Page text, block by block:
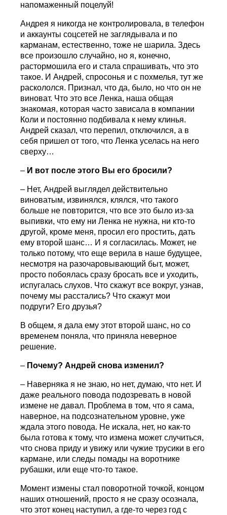
напомаженный поцелуй!
Андрея я никогда не контролировала, в телефон
и аккаунты соцсетей не заглядывала и по
карманам, естественно, тоже не шарила. Здесь
все произошло случайно, но я, конечно,
растормошила его и стала спрашивать, что это
такое. И Андрей, спросонья и с похмелья, тут же
раскололся. Признал, что да, было, но что он не
виноват. Что это все Ленка, наша общая
знакомая, которая часто зависала в компании
Коли и постоянно подбивала к нему клинья.
Андрей сказал, что перепил, отключился, а в
себя пришел от того, что Ленка уселась на него
сверху…
– И вот после этого Вы его бросили?
– Нет, Андрей выглядел действительно
виноватым, извинялся, клялся, что такого
больше не повторится, что все это было из-за
выпивки, что ему ни Ленка не нужна, ни кто-то
другой, кроме меня, просил его простить, дать
ему второй шанс… И я согласилась. Может, не
только потому, что еще верила в наше будущее,
несмотря на разочаровывающий быт, может,
просто побоялась сразу бросать все и уходить,
испугалась слухов. Что скажут все вокруг, узнав,
почему мы расстались? Что скажут мои
подруги? Его друзья?
В общем, я дала ему этот второй шанс, но со
временем поняла, что приняла неверное
решение.
– Почему? Андрей снова изменил?
– Наверняка я не знаю, но нет, думаю, что нет. И
даже реального повода подозревать в новой
измене не давал. Проблема в том, что я сама,
наверное, на подсознательном уровне, уже
ждала этого повода. Не искала, нет, но как-то
была готова к тому, что измена может случиться,
что снова приду и увижу или чужие трусики в его
кармане, или следы помады на воротнике
рубашки, или еще что-то такое.
Момент измены стал поворотной точкой, концом
наших отношений, просто я не сразу осознала,
что этот конец наступил, а где-то через год с